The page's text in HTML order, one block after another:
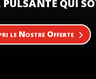
QUI
le Nostre Offerte